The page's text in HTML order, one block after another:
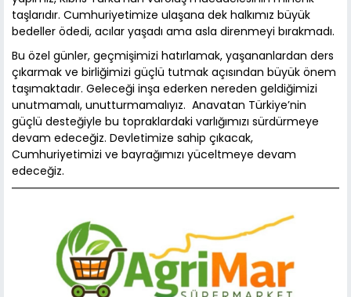
taşlarıdır. Cumhuriyetimize ulaşana dek halkımız büyük
bedeller ödedi, acılar yaşadı ama asla direnmeyi bırakmadı.
Bu özel günler, geçmişimizi hatırlamak, yaşananlardan ders
çıkarmak ve birliğimizi güçlü tutmak açısından büyük önem
taşımaktadır. Geleceği inşa ederken nereden geldiğimizi
unutmamalı, unutturmamalıyız. Anavatan Türkiye’nin
güçlü desteğiyle bu topraklardaki varlığımızı sürdürmeye
devam edeceğiz. Devletimize sahip çıkacak,
Cumhuriyetimizi ve bayrağımızı yüceltmeye devam
edeceğiz.